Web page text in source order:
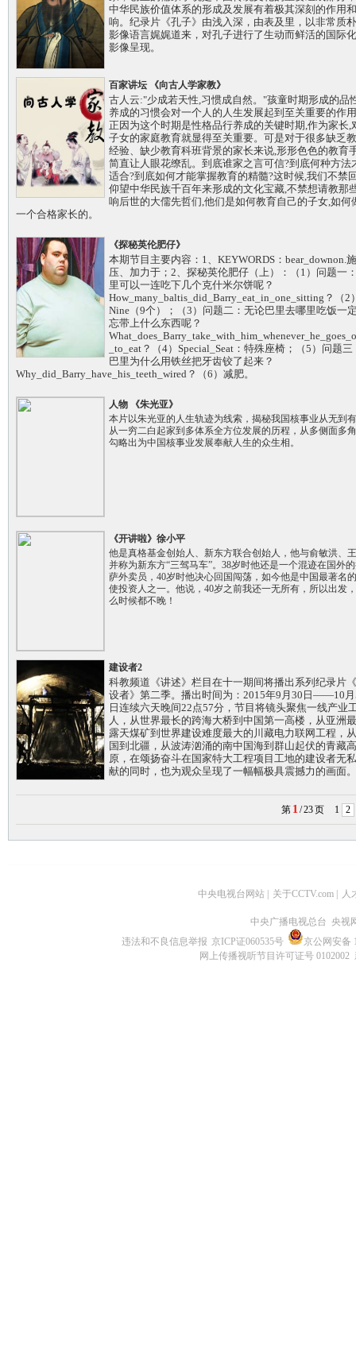
中华民族价值体系的形成及发展有着极其深刻的作用
响。纪录片《孔子》由浅入深，由表及里，以非常质
影像语言娓娓道来，对孔子进行了生动而鲜活的国际
影像呈现。
百家讲坛 《向古人学家教》
古人云:"少成若天性,习惯成自然。"孩童时期形成的品
养成的习惯会对一个人的人生发展起到至关重要的作
正因为这个时期是性格品行养成的关键时期,作为家长,
子女的家庭教育就显得至关重要。可是对于很多缺乏
经验、缺少教育科班背景的家长来说,形形色色的教育
简直让人眼花缭乱。到底谁家之言可信?到底何种方法
适合?到底如何才能掌握教育的精髓?这时候,我们不禁
仰望中华民族千百年来形成的文化宝藏,不禁想请教那
响后世的大儒先哲们,他们是如何教育自己的子女,如何
一个合格家长的。
《探秘英伦肥仔》
本期节目主要内容：1、KEYWORDS：bear_downon.施
压、加力于；2、探秘英伦肥仔（上）：（1）问题一
里可以一连吃下几个克什米尔饼呢？
How_many_baltis_did_Barry_eat_in_one_sitting？（2
Nine（9个）；（3）问题二：无论巴里去哪里吃饭一
忘带上什么东西呢？
_to_eat？（4）Special_Seat：特殊座椅；（5）问题三
巴里为什么用铁丝把牙齿铰了起来？
Why_did_Barry_have_his_teeth_wired？（6）减肥。
人物 《朱光亚》
本片以朱光亚的人生轨迹为线索，揭秘我国核事业从无到
从一穷二白起家到多体系全方位发展的历程，从多侧面多
勾略出为中国核事业发展奉献人生的众生相。
《开讲啦》徐小平
他是真格基金创始人、新东方联合创始人，他与俞敏洪、
并称为新东方“三驾马车”。38岁时他还是一个混迹在国外
萨外卖员，40岁时他决心回国闯荡，如今他是中国最著名
使投资人之一。他说，40岁之前我还一无所有，所以出发
么时候都不晚！
建设者2
科教频道《讲述》栏目在十一期间将播出系列纪录片
设者》第二季。播出时间为：2015年9月30日——10
日连续六天晚间22点57分，节目将镜头聚焦一线产业
人，从世界最长的跨海大桥到中国第一高楼，从亚洲
露天煤矿到世界建设难度最大的川藏电力联网工程，
国到北疆，从波涛汹涌的南中国海到群山起伏的青藏高
原，在颂扬奋斗在国家特大工程项目工地的建设者无
献的同时，也为观众呈现了一幅幅极具震撼力的画面。
第 1 /23页 1 2
中央电视台网站 关于CCTV.com 人
中央广播电视总台 央视
违法和不良信息举报 京ICP证060535号
京公网安备
网上传播视听节目许可证号 0102002